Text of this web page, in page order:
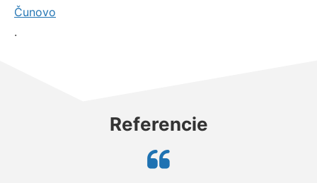
Čunovo
.
Referencie